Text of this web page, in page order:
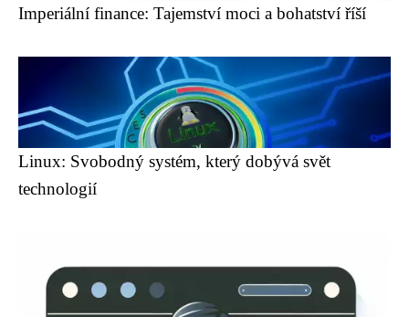
Imperiální finance: Tajemství moci a bohatství říší
Linux: Svobodný systém, který dobývá svět
technologií